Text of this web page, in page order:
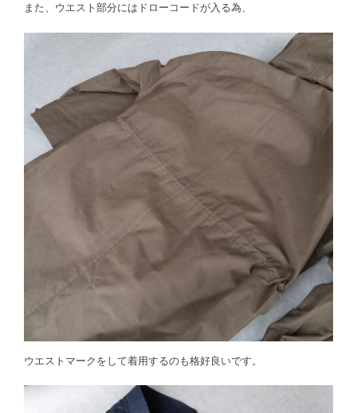
また、ウエスト部分にはドローコードが入る為、
ウエストマークをして着用するのも格好良いです。